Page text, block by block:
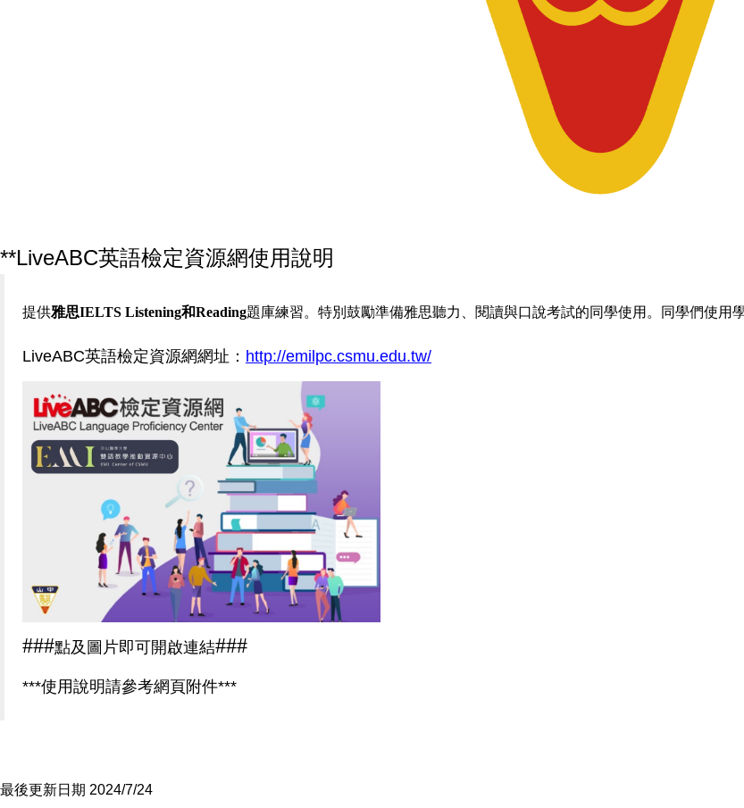
**LiveABC英語檢定資源網使用說明
提供雅思IELTS Listening和Reading題庫練習。特別鼓勵準備雅思聽力、閱讀與口說考試的同學使用。同學們使用
LiveABC英語檢定資源網網址： http://emilpc.csmu.edu.tw/
###點及圖片即可開啟連結###
***使用說明請參考網頁附件***
最後更新日期 2024/7/24